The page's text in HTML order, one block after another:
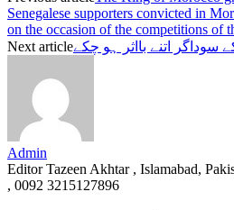
Senegalese supporters convicted in
on the occasion of the competitions of
Next articleسوداگر اتنے بااثر ہو چکے
Admin
Editor Tazeen Akhtar , Islamabad,
, 0092 3215127896